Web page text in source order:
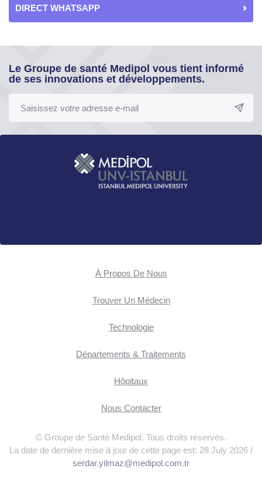
DIRECT WHATSAPP
Le Groupe de santé Medipol vous tient informé
de ses innovations et développements.
À Propos De Nous
Trouver Un Médecin
Technologie
Départements & Traitements
Hôpitaux
Nous Contacter
© Groupe de Santé Medipol. Tous droits réservés.
La date de dernière mise à jour de cette page est: 28 July 2026 /
serdar.yilmaz@medipol.com.tr